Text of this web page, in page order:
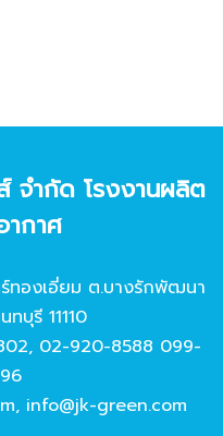
จํากัด โรงงานผลิต
กาศ
ทองเอี่ยม ต.บางรักพัฒนา
บุรี 11110
, 02-920-8588 099-
, info@jk-green.com